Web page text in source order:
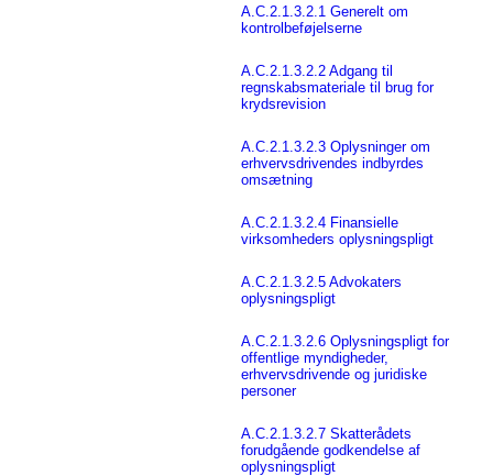
A.C.2.1.3.2.1 Generelt om
kontrolbeføjelserne
A.C.2.1.3.2.2 Adgang til
regnskabsmateriale til brug for
krydsrevision
A.C.2.1.3.2.3 Oplysninger om
erhvervsdrivendes indbyrdes
omsætning
A.C.2.1.3.2.4 Finansielle
virksomheders oplysningspligt
A.C.2.1.3.2.5 Advokaters
oplysningspligt
A.C.2.1.3.2.6 Oplysningspligt for
offentlige myndigheder,
erhvervsdrivende og juridiske
personer
A.C.2.1.3.2.7 Skatterådets
forudgående godkendelse af
oplysningspligt